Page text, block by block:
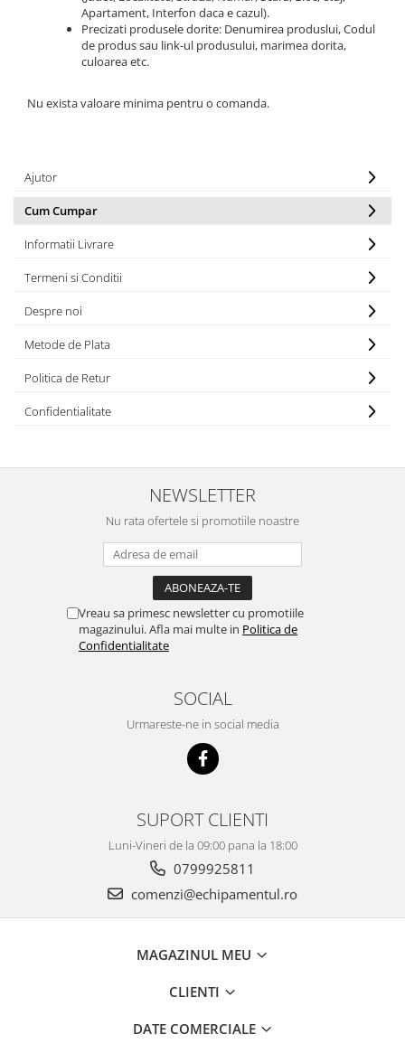
Apartament, Interfon daca e cazul).
Precizati produsele dorite: Denumirea produslui, Codul
de produs sau link-ul produsului, marimea dorita,
culoarea etc.
Nu exista valoare minima pentru o comanda.
Ajutor
Cum Cumpar
Informatii Livrare
Termeni si Conditii
Despre noi
Metode de Plata
Politica de Retur
Confidentialitate
NEWSLETTER
Nu rata ofertele si promotiile noastre
Vreau sa primesc newsletter cu promotiile
magazinului. Afla mai multe in Politica de
Confidentialitate
SOCIAL
Urmareste-ne in social media
SUPORT CLIENTI
Luni-Vineri de la 09:00 pana la 18:00
0799925811
comenzi@echipamentul.ro
MAGAZINUL MEU
CLIENTI
DATE COMERCIALE